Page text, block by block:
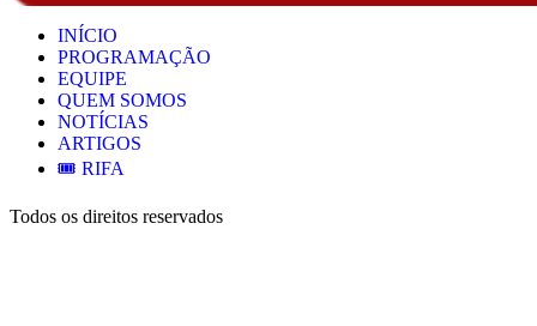
INÍCIO
PROGRAMAÇÃO
EQUIPE
QUEM SOMOS
NOTÍCIAS
ARTIGOS
🎟️ RIFA
Todos os direitos reservados